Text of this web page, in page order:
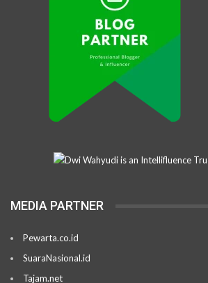
MEDIA PARTNER
Pewarta.co.id
SuaraNasional.id
Tajam.net